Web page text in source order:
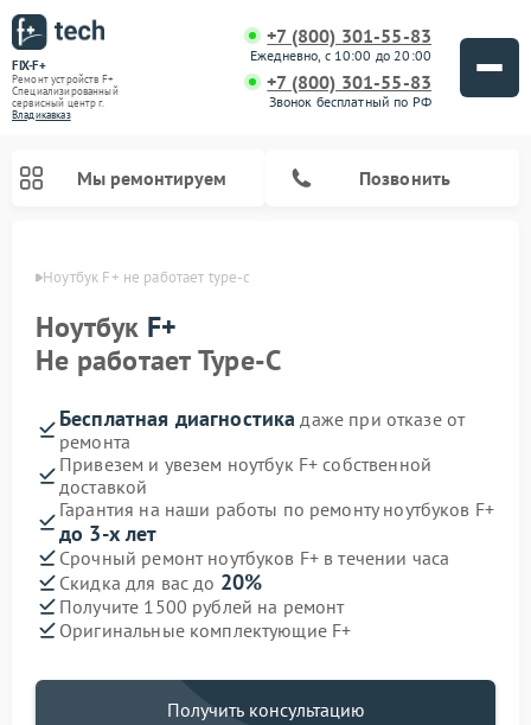
FIX-F+
Ремонт устройств F+
Специализированный
cервисный центр г.
Владикавказ
+7 (800) 301-55-83
Ежедневно, с 10:00 до 20:00
+7 (800) 301-55-83
Звонок бесплатный по РФ
Мы ремонтируем Позвонить
Ноутбук F+ не работает type-c
Ноутбук F+
Не работает Type-C
Бесплатная диагностика даже при отказе от
ремонта
Привезем и увезем ноутбук F+ собственной
доставкой
Гарантия на наши работы по ремонту ноутбуков F+
до 3-х лет
Срочный ремонт ноутбуков F+ в течении часа
Скидка для вас до 20%
Получите 1500 рублей на ремонт
Оригинальные комплектующие F+
Получить консультацию